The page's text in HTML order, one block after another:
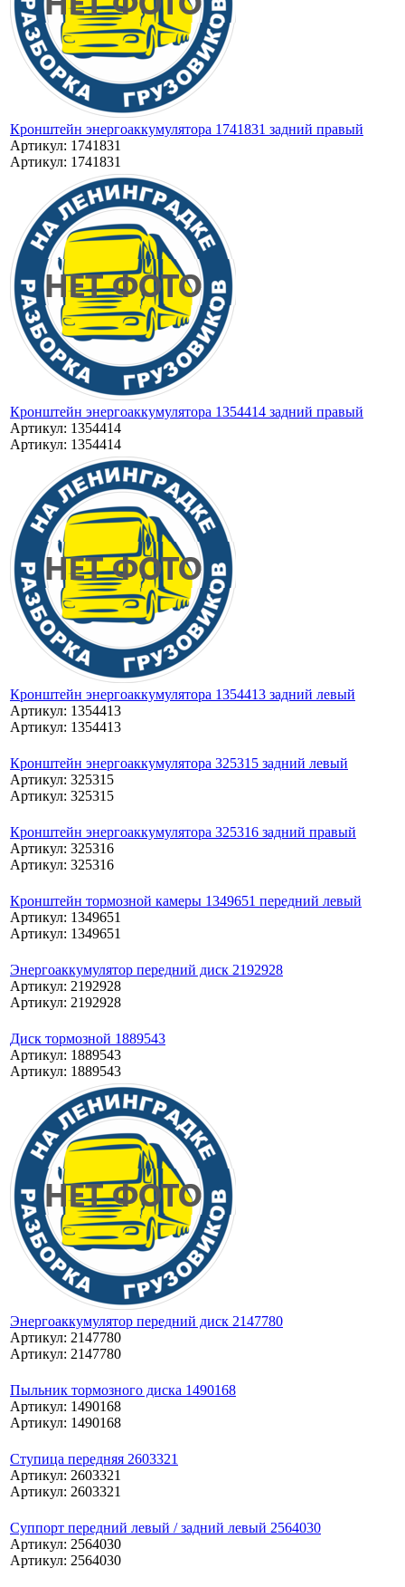
Кронштейн энергоаккумулятора 1741831 задний правый
Артикул: 1741831
Артикул: 1741831
Кронштейн энергоаккумулятора 1354414 задний правый
Артикул: 1354414
Артикул: 1354414
Кронштейн энергоаккумулятора 1354413 задний левый
Артикул: 1354413
Артикул: 1354413
Кронштейн энергоаккумулятора 325315 задний левый
Артикул: 325315
Артикул: 325315
Кронштейн энергоаккумулятора 325316 задний правый
Артикул: 325316
Артикул: 325316
Кронштейн тормозной камеры 1349651 передний левый
Артикул: 1349651
Артикул: 1349651
Энергоаккумулятор передний диск 2192928
Артикул: 2192928
Артикул: 2192928
Диск тормозной 1889543
Артикул: 1889543
Артикул: 1889543
Энергоаккумулятор передний диск 2147780
Артикул: 2147780
Артикул: 2147780
Пыльник тормозного диска 1490168
Артикул: 1490168
Артикул: 1490168
Ступица передняя 2603321
Артикул: 2603321
Артикул: 2603321
Суппорт передний левый / задний левый 2564030
Артикул: 2564030
Артикул: 2564030